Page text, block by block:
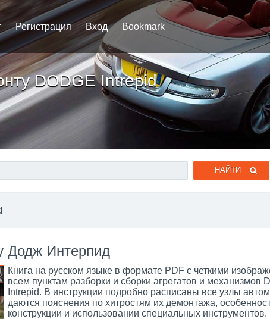
Регистрация Вход Bookmark
DODGE Intrepid
Додж Интерпид
Книга на русском языке в формате PDF с четкими
всем пунктам разборки и сборки агрегатов и механизмов
Intrepid. В инструкции подробно расписаны все узлы
даются пояснения по хитростям их демонтажа,
конструкции и использовании специальных инструментов.